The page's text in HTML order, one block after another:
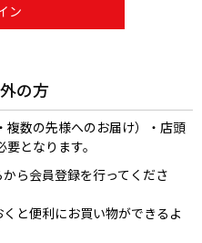
ン
の方
数の先様へのお届け）・店頭
となります。
ら会員登録を行ってくださ
と便利にお買い物ができるよ